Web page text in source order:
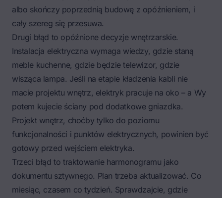
albo skończy poprzednią budowę z opóźnieniem, i
cały szereg się przesuwa.
Drugi błąd to opóźnione decyzje wnętrzarskie.
Instalacja elektryczna wymaga wiedzy, gdzie staną
meble kuchenne, gdzie będzie telewizor, gdzie
wisząca lampa. Jeśli na etapie kładzenia kabli nie
macie projektu wnętrz, elektryk pracuje na oko – a Wy
potem kujecie ściany pod dodatkowe gniazdka.
Projekt wnętrz, choćby tylko do poziomu
funkcjonalności i punktów elektrycznych, powinien być
gotowy przed wejściem elektryka.
Trzeci błąd to traktowanie harmonogramu jako
dokumentu sztywnego. Plan trzeba aktualizować. Co
miesiąc, czasem co tydzień. Sprawdzajcie, gdzie